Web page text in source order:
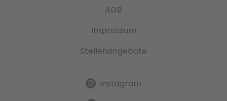
AGB
Impressum
Stellenangebote
Instagram